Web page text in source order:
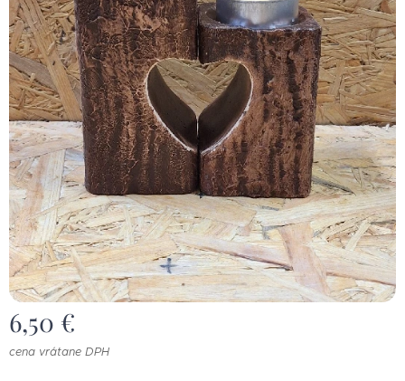
6,50 €
cena vrátane DPH